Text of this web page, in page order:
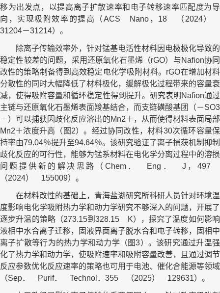
移为出发点，以提高离子扩散速率和电子转移速率匹配度为导
向，实现吸附效率的提高（ACS Nano，18 （2024）
31204－31214）。
除离子传输效率外，针对锰基电活性材料因电极极化导致的
稳定性较差的问题，采用还原氧化石墨烯（rGO）与Nafion协同
改性的策略制备得到高效稳定电化学吸附材料。rGO在增加材料
分散性的同时大幅降低了材料极化，缓解极化过程带来的容量衰
减，使得吸附容量和循环稳定性得到提升。研究表明Nafion通过
主链与还原氧化石墨烯表面羧基结合，而支链磺酸基团（－SO3
－）可以捕获因歧化反应溶出的Mn2＋，从而使得材料表面局部
Mn2＋浓度升高（图2）。经过协同改性，材料30次循环容量保
持率由79.04％提升至94.64％。该研究验证了离子捕获机制抑制
歧化反应的可行性，能够为锰系材料在电化学分离过程中的溶损
问题提供新的解决思路（Chem． Eng． J，497
（2024） 155009）。
在材料改性的基础上，青海盐湖研究所科研人员针对环境温
度影响电化学吸附热力学和动力学研究不够深入的问题，开展了
逐步升温的策略（273.15到328.15 K），探究了温度如何影响
液相中水合离子迁移，固液界面离子脱水合和电子转移，固相中
离子扩散等行为的热力学和动力学（图3）。该研究通过升温强
化了热力学和动力学，使吸附速率和吸附容量改善，且通过调节
反应参数优化反应速率的策略也可用于电池、催化合能源等领域
（Sep． Purif． Technol．355 （2025） 129631）。